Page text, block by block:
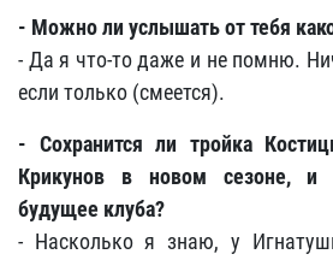
- Можно ли услышать от тебя
- Да я что-то даже и не помню.
если только (смеется).
- Сохранится ли тройка
Крикунов в новом сезоне,
будущее клуба?
- Насколько я знаю, у